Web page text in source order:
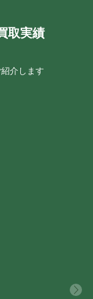
取実績
介します